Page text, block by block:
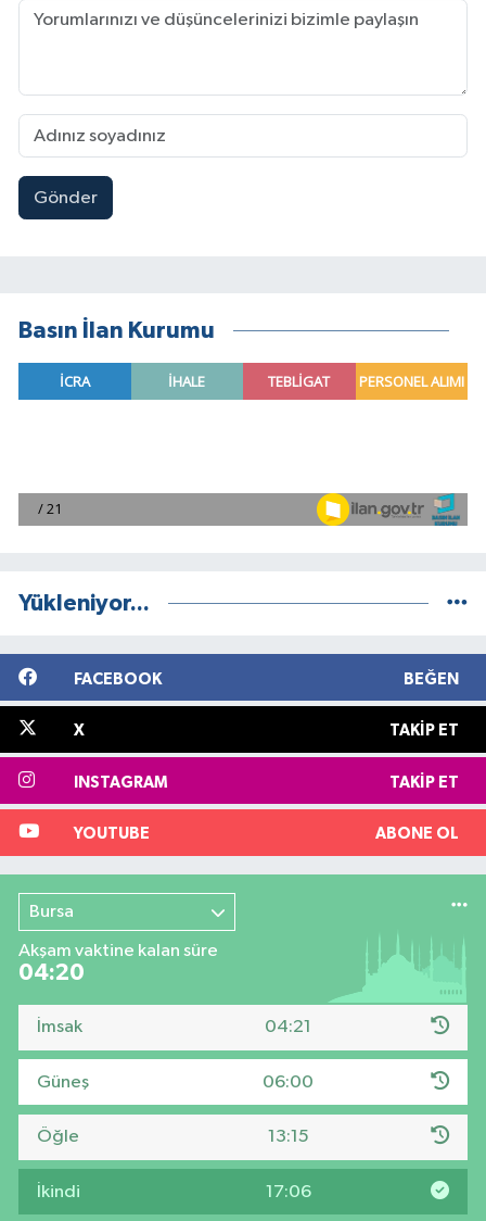
Gönder
Basın İlan Kurumu
Yükleniyor...
FACEBOOK BEĞEN
X TAKIP ET
INSTAGRAM TAKIP ET
YOUTUBE ABONE OL
Bursa
Akşam vaktine kalan süre
04:19
İmsak 04:21
Güneş 06:00
Öğle 13:15
İkindi 17:06